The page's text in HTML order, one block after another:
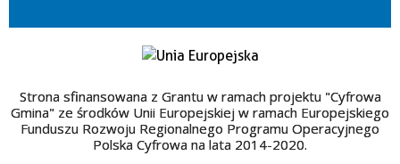
Strona sfinansowana z Grantu w ramach projektu "Cyfrowa
Gmina" ze środków Unii Europejskiej w ramach Europejskiego
Funduszu Rozwoju Regionalnego Programu Operacyjnego
Polska Cyfrowa na lata 2014-2020.